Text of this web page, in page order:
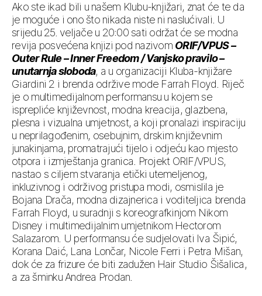
Ako ste ikad bili u našem Klubu-knjižari, znat će te da
je moguće i ono što nikada niste ni naslućivali. U
srijedu 25. veljače u 20:00 sati održat će se modna
revija posvećena knjizi pod nazivom ORIF/VPUS –
Outer Rule – Inner Freedom / Vanjsko pravilo –
unutarnja sloboda, a u organizaciji Kluba-knjižare
Giardini 2 i brenda održive mode Farrah Floyd. Riječ
je o multimedijalnom performansu u kojem se
isprepliće književnost, modna kreacija, glazbena,
plesna i vizualna umjetnost, a koji pronalazi inspiraciju
u neprilagođenim, osebujnim, drskim književnim
junakinjama, promatrajući tijelo i odjeću kao mjesto
otpora i izmještanja granica. Projekt ORIF/VPUS,
nastao s ciljem stvaranja etički utemeljenog,
inkluzivnog i održivog pristupa modi, osmislila je
Bojana Drača, modna dizajnerica i voditeljica brenda
Farrah Floyd, u suradnji s koreografkinjom Nikom
Disney i multimedijalnim umjetnikom Hectorom
Salazarom. U performansu će sudjelovati Iva Šipić,
Korana Daić, Lana Lončar, Nicole Ferri i Petra Mišan,
dok će za frizure će biti zadužen Hair Studio Šišalica,
a za šminku Andrea Prodan.